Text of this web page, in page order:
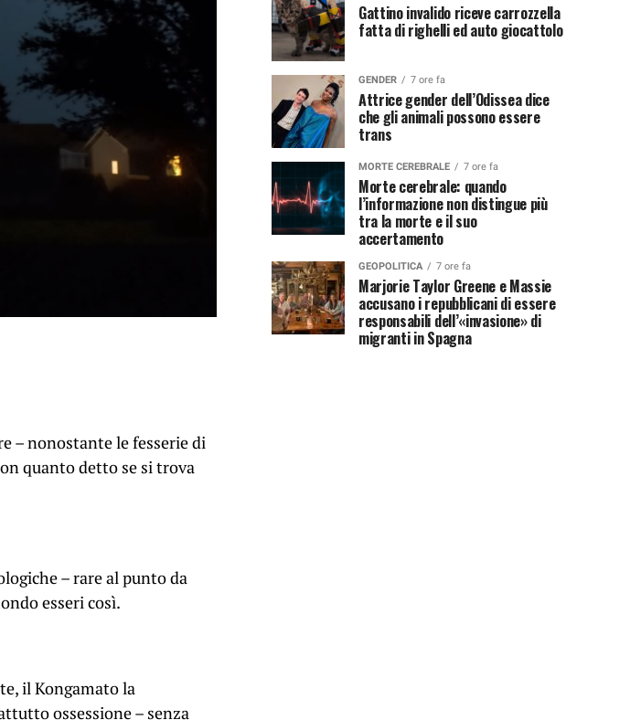
– nonostante le fesserie di
quanto detto se si trova
– rare al punto da
esseri così.
il Kongamato la
ossessione – senza
Gattino invalido riceve carrozzella
fatta di righelli ed auto giocattolo
GENDER 7 ore fa
Attrice gender dell’Odissea dice
che gli animali possono essere
trans
MORTE CEREBRALE 7 ore fa
Morte cerebrale: quando
l’informazione non distingue più
tra la morte e il suo
accertamento
GEOPOLITICA 7 ore fa
Marjorie Taylor Greene e Massie
accusano i repubblicani di essere
responsabili dell’«invasione» di
migranti in Spagna